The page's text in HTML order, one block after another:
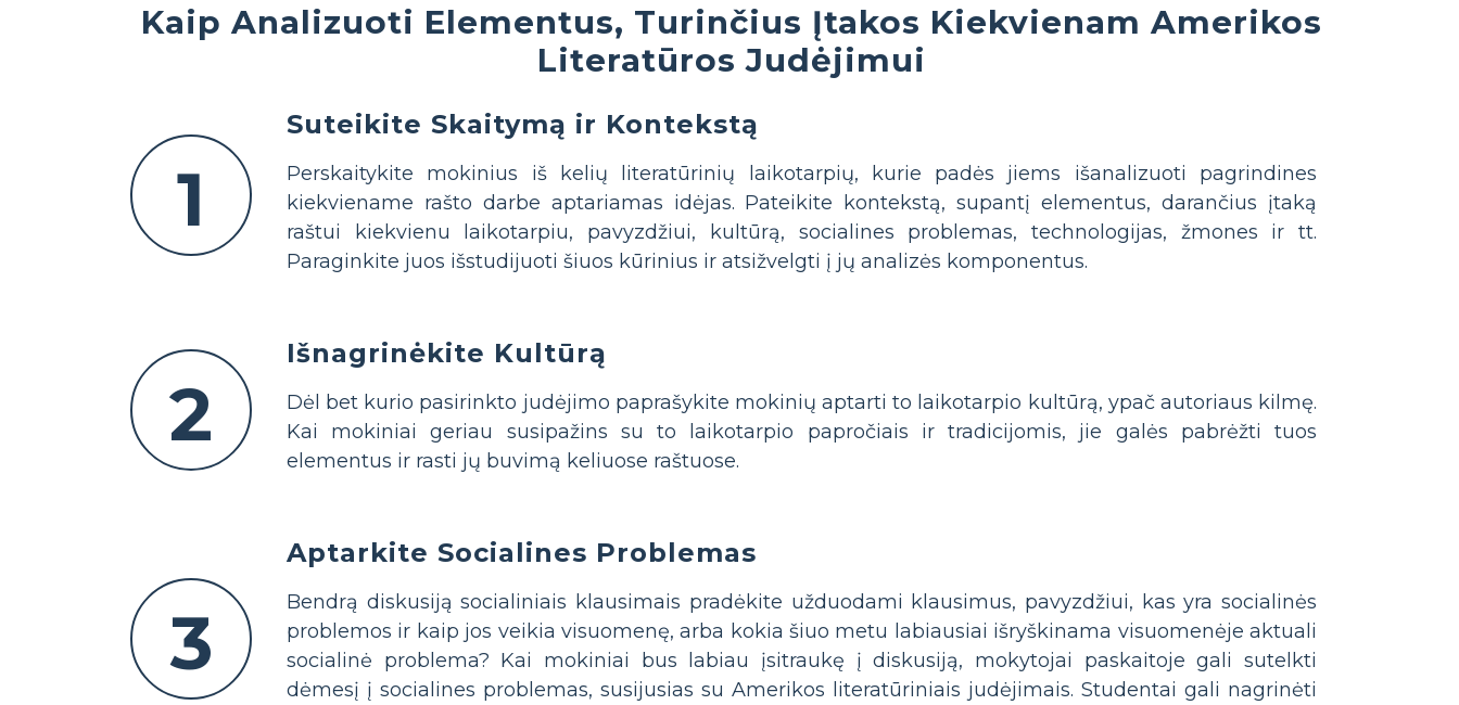
Kaip Analizuoti Elementus, Turinčius Įtakos Kiekvienam Amerikos
Literatūros Judėjimui
1
Suteikite Skaitymą ir Kontekstą
Perskaitykite mokinius iš kelių literatūrinių laikotarpių, kurie padės jiems išanalizuoti pagrindines
kiekviename rašto darbe aptariamas idėjas. Pateikite kontekstą, supantį elementus, darančius įtaką
raštui kiekvienu laikotarpiu, pavyzdžiui, kultūrą, socialines problemas, technologijas, žmones ir tt.
Paraginkite juos išstudijuoti šiuos kūrinius ir atsižvelgti į jų analizės komponentus.
2
Išnagrinėkite Kultūrą
Dėl bet kurio pasirinkto judėjimo paprašykite mokinių aptarti to laikotarpio kultūrą, ypač autoriaus kilmę.
Kai mokiniai geriau susipažins su to laikotarpio papročiais ir tradicijomis, jie galės pabrėžti tuos
elementus ir rasti jų buvimą keliuose raštuose.
3
Aptarkite Socialines Problemas
Bendrą diskusiją socialiniais klausimais pradėkite užduodami klausimus, pavyzdžiui, kas yra socialinės
problemos ir kaip jos veikia visuomenę, arba kokia šiuo metu labiausiai išryškinama visuomenėje aktuali
socialinė problema? Kai mokiniai bus labiau įsitraukę į diskusiją, mokytojai paskaitoje gali sutelkti
dėmesį į socialines problemas, susijusias su Amerikos literatūriniais judėjimais. Studentai gali nagrinėti